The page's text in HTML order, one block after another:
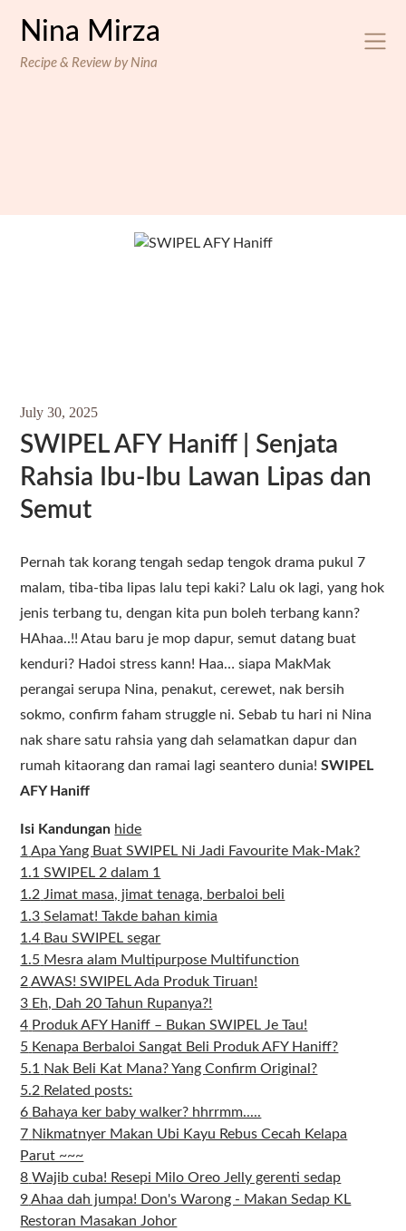
Nina Mirza
Recipe & Review by Nina
July 30, 2025
SWIPEL AFY Haniff | Senjata
Rahsia Ibu-Ibu Lawan Lipas dan
Semut
Pernah tak korang tengah sedap tengok drama pukul 7
malam, tiba-tiba lipas lalu tepi kaki? Lalu ok lagi, yang hok
jenis terbang tu, dengan kita pun boleh terbang kann?
HAhaa..!! Atau baru je mop dapur, semut datang buat
kenduri? Hadoi stress kann! Haa… siapa MakMak
perangai serupa Nina, penakut, cerewet, nak bersih
sokmo, confirm faham struggle ni. Sebab tu hari ni Nina
nak share satu rahsia yang dah selamatkan dapur dan
rumah kitaorang dan ramai lagi seantero dunia!SWIPEL
AFY Haniff
Isi Kandungan hide
1 Apa Yang Buat SWIPEL Ni Jadi Favourite Mak-Mak?
1.1 SWIPEL 2 dalam 1
1.2 Jimat masa, jimat tenaga, berbaloi beli
1.3 Selamat! Takde bahan kimia
1.4 Bau SWIPEL segar
1.5 Mesra alam Multipurpose Multifunction
2 AWAS! SWIPEL Ada Produk Tiruan!
3 Eh, Dah 20 Tahun Rupanya?!
4 Produk AFY Haniff – Bukan SWIPEL Je Tau!
5 Kenapa Berbaloi Sangat Beli Produk AFY Haniff?
5.1
Nak Beli Kat Mana? Yang Confirm Original?
5.2 Related posts:
6 Bahaya ker baby walker? hhrrmm.....
7 Nikmatnyer Makan Ubi Kayu Rebus Cecah Kelapa
Parut ~~~
8 Wajib cuba! Resepi Milo Oreo Jelly gerenti sedap
9 Ahaa dah jumpa! Don's Warong - Makan Sedap KL
Restoran Masakan Johor